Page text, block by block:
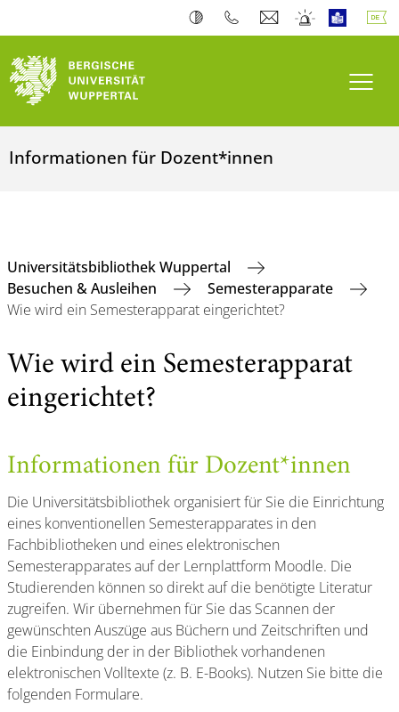
Informationen für Dozent*innen
Universitätsbibliothek Wuppertal
Besuchen & Ausleihen
Semesterapparate
Wie wird ein Semesterapparat eingerichtet?
Wie wird ein Semesterapparat
eingerichtet?
Informationen für Dozent*innen
Die Universitätsbibliothek organisiert für Sie die Einrichtung
eines konventionellen Semesterapparates in den
Fachbibliotheken und eines elektronischen
Semesterapparates auf der Lernplattform Moodle. Die
Studierenden können so direkt auf die benötigte Literatur
zugreifen. Wir übernehmen für Sie das Scannen der
gewünschten Auszüge aus Büchern und Zeitschriften und
die Einbindung der in der Bibliothek vorhandenen
elektronischen Volltexte (z. B. E-Books). Nutzen Sie bitte die
folgenden Formulare.